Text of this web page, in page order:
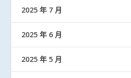
2025 年 7 月
2025 年 6 月
2025 年 5 月